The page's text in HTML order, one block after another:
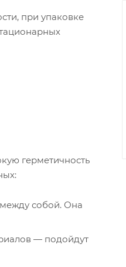
при упаковке
герметичность
собой. Она
— подойдут